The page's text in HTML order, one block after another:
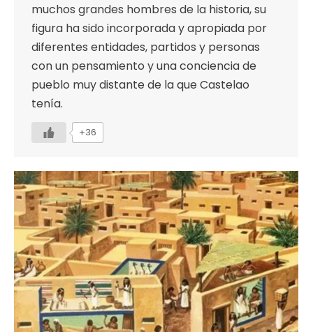
muchos grandes hombres de la historia, su
figura ha sido incorporada y apropiada por
diferentes entidades, partidos y personas
con un pensamiento y una conciencia de
pueblo muy distante de la que Castelao
tenía.
+36